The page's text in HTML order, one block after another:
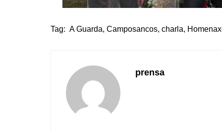
Tag: A Guarda, Camposancos, charla,
prensa